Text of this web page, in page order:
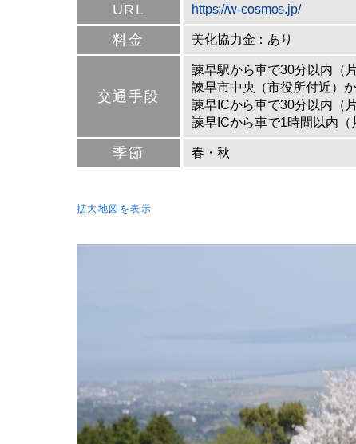
URL https://w-cosmos.jp/
料金 美化協力金：あり
交通手段
諫早駅から車で30分以内（片
諫早市中央（市役所付近）
諫早ICから車で30分以内（片
諫早ICから車で1時間以内（
季節 春・秋
拡大地図を表示